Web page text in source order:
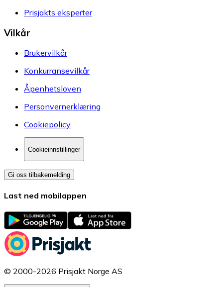
Prisjakts eksperter
Vilkår
Brukervilkår
Konkurransevilkår
Åpenhetsloven
Personvernerklæring
Cookiepolicy
Cookieinnstillinger
Gi oss tilbakemelding
Last ned mobilappen
© 2000-2026 Prisjakt Norge AS